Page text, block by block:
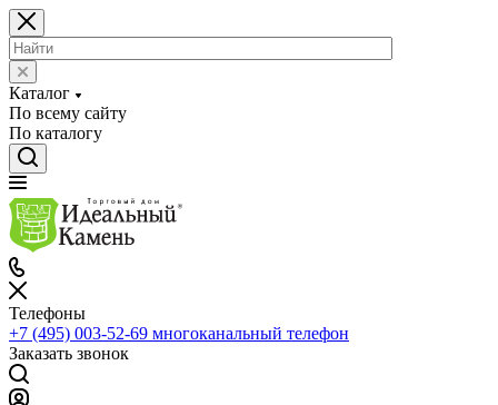
Каталог
По всему сайту
По каталогу
Телефоны
+7 (495) 003-52-69 многоканальный телефон
Заказать звонок